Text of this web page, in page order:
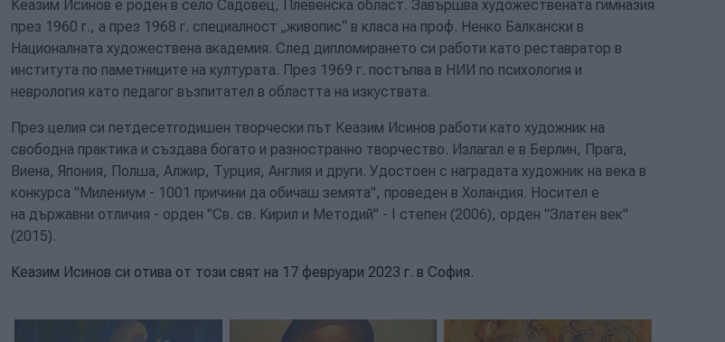
Кеазим Исинов е роден в село Садовец, Плевенска област. Завършва художествената гимназия
през 1960 г., а през 1968 г. специалност „живопис“ в класа на проф. Ненко Балкански в
Националната художествена академия. След дипломирането си работи като реставратор в
института по паметниците на културата. През 1969 г. постъпва в НИИ по психология и
неврология като педагог възпитател в областта на изкуствата.
През целия си петдесетгодишен творчески път Кеазим Исинов работи като художник на
свободна практика и създава богато и разностранно творчество. Излагал е в Берлин, Прага,
Виена, Япония, Полша, Алжир, Турция, Англия и други. Удостоен с наградата художник на века в
конкурса "Милениум - 1001 причини да обичаш земята", проведен в Холандия. Носител е
на държавни отличия - орден "Св. св. Кирил и Методий" - I степен (2006), орден "Златен век"
(2015).
Кеазим Исинов си отива от този свят на 17 февруари 2023 г. в София.